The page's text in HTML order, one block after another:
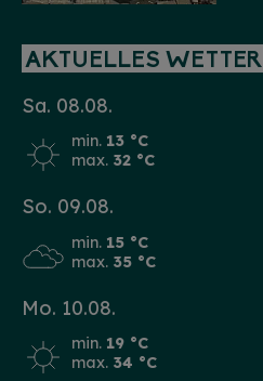
AKTUELLES WETTER
Sa. 08.08.
min. 13 °C
max. 32 °C
So. 09.08.
min. 15 °C
max. 35 °C
Mo. 10.08.
min. 19 °C
max. 34 °C